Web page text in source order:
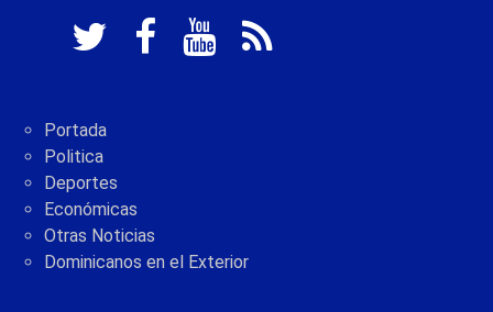
Portada
Politica
Deportes
Económicas
Otras Noticias
Dominicanos en el Exterior